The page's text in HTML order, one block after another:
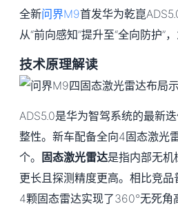
全新问界M9首发华为乾崑
从“前向感知”提升至“全向防护
技术原理解读
ADS5.0是华为智驾系统的最新
整性。新车配备全向4固态激光
个。
固态激光雷达是指内部无
更长且探测精度更高。相比竞
4颗固态雷达实现了360°无死